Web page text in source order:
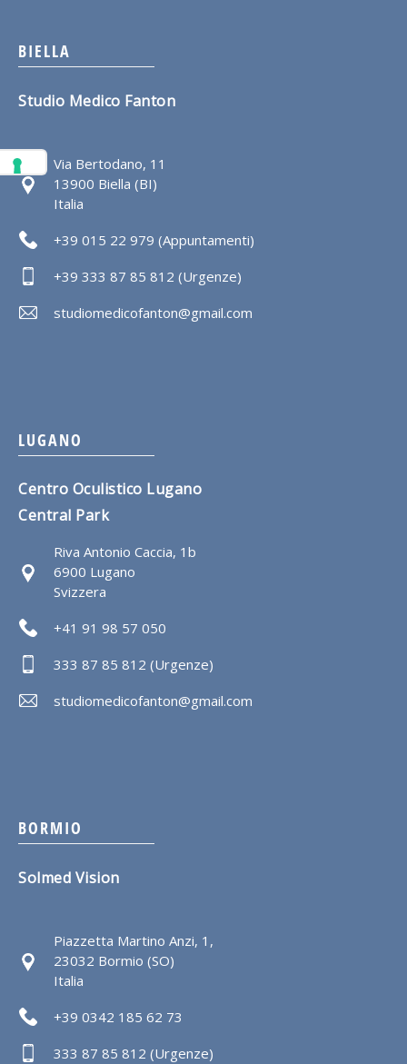
BIELLA
Studio Medico Fanton
Via Bertodano, 11
13900 Biella (BI)
Italia
+39 015 22 979 (Appuntamenti)
+39 333 87 85 812 (Urgenze)
studiomedicofanton@gmail.com
LUGANO
Centro Oculistico Lugano
Central Park
Riva Antonio Caccia, 1b
6900 Lugano
Svizzera
+41 91 98 57 050
333 87 85 812 (Urgenze)
studiomedicofanton@gmail.com
BORMIO
Solmed Vision
Piazzetta Martino Anzi, 1,
23032 Bormio (SO)
Italia
+39 0342 185 62 73
333 87 85 812 (Urgenze)